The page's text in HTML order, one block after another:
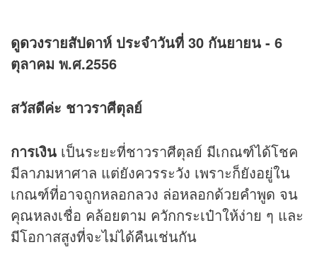
ดูดวงรายสัปดาห์ ประจำวันที่ 30 กันยายน - 6
ตุลาคม พ.ศ.2556
สวัสดีค่ะ ชาวราศีตุลย์
การเงิน เป็นระยะที่ชาวราศีตุลย์ มีเกณฑ์ได้โชค
มีลาภมหาศาล แต่ยังควรระวัง เพราะก็ยังอยู่ใน
เกณฑ์ที่อาจถูกหลอกลวง ล่อหลอกด้วยคำพูด จน
คุณหลงเชื่อ คล้อยตาม ควักกระเป๋าให้ง่าย ๆ และ
มีโอกาสสูงที่จะไม่ได้คืนเช่นกัน